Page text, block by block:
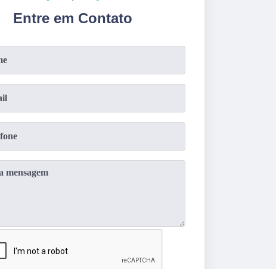
Entre em Contato